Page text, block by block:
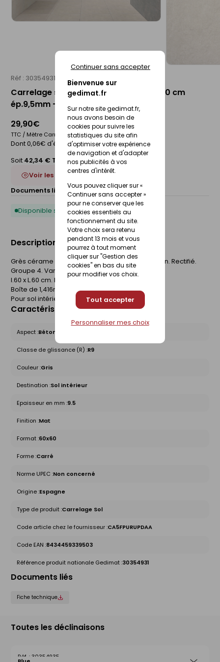
Bienvenue sur
gedimat.fr
Sur notre site gedimat.fr,
nous avons besoin de
cookies pour suivre les
statistiques du site afin
d'optimiser votre expérience
de navigation et d'adapter
nos publicités à vos
centres d'intérêt.
Vous pouvez cliquer sur «
Continuer sans accepter »
pour ne conserver que les
cookies essentiels au
fonctionnement du site.
Votre choix sera retenu
pendant 13 mois et vous
pourrez à tout moment
cliquer sur "Gestion des
cookies" en bas du site
pour modifier vos choix.
Tout accepter
Continuer sans accepter
Personnaliser mes choix
Réf : 30354931 STN
Carrelage sol intérieur PURSUE - 60 x 60 cm
ép.9,5mm - pearl
29,90€
TTC / Mètre Carré
Dont 0,06€ d'éco-participation
Soit 42,34 € TTC/Boite
Voir les 6 déclinaisons
Documents liés :
Fiche technique
Disponible sous 10 jours
Description du produit
Grès cérame émaillé. Finition mate. Aspect béton. Rectifié.
Groupe 4. Variation de nuances V2.
l.60 x L.60 cm. Epaisseur 9.5mm.
Boîte de 1,416m².
Pour sol intérieur.
Caractéristiques du produit
Aspect :Béton
Classe de glissance (R) :R9
Couleur :Gris
Destination :Sol intérieur
Epaisseur en mm :9.5
Finition :Mat
Format :60x60
Forme :Carré
Norme UPEC :Non concerné
Origine :Espagne
Type de produit :Carrelage Sol
Code article chez le fournisseur :CA5FPURUPDAA
Code EAN :8434459339503
Référence produit nationale Gedimat :30354931
Documents liés
Fiche technique
Toutes les déclinaisons
30354935